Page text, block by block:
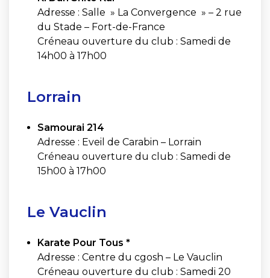
Adresse : Salle » La Convergence » – 2 rue
du Stade – Fort-de-France
Créneau ouverture du club : Samedi de
14h00 à 17h00
Lorrain
Samourai 214
Adresse : Eveil de Carabin – Lorrain
Créneau ouverture du club : Samedi de
15h00 à 17h00
Le Vauclin
Karate Pour Tous *
Adresse : Centre du cgosh – Le Vauclin
Créneau ouverture du club : Samedi 20